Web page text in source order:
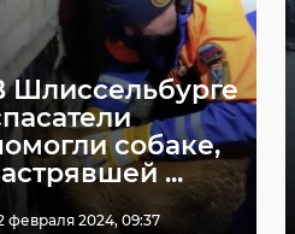
Шлиссельбурге
собаке,
...
февраля 2024, 09:37
8 марта